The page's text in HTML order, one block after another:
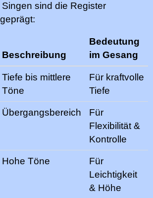
sind die Register
Beschreibung
Bedeutung
im Gesang
Tiefe bis mittlere
Töne
Für kraftvolle
Tiefe
Übergangsbereich
Für
Flexibilität &
Kontrolle
Hohe Töne
Für
Leichtigkeit
& Höhe